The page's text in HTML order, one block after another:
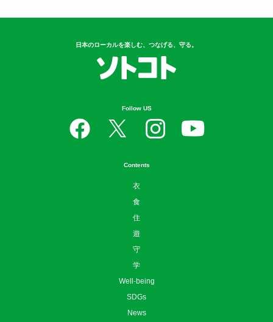
日本のローカルを楽しむ、つなげる、守る。
Follow US
Contents
衣
食
住
遊
守
学
Well-being
SDGs
News